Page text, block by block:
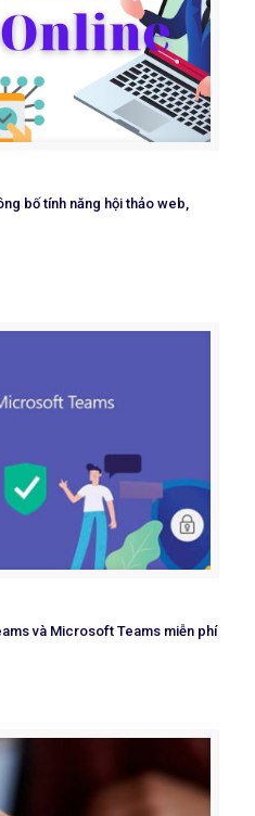
bố tính năng hội thảo web,
và Microsoft Teams miễn phí